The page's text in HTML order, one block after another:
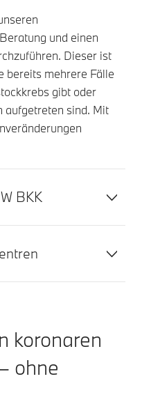
und einen
Dieser ist
bereits mehrere Fälle
gibt oder
aufgetreten sind. Mit
BKK
koronaren
ohne